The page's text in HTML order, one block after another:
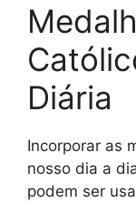
Diária
Incorporar as
nosso dia a
podem ser